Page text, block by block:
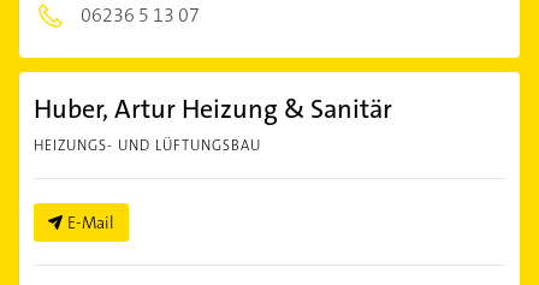
06236 5 13 07
Huber, Artur Heizung & Sanitär
HEIZUNGS- UND LÜFTUNGSBAU
E-Mail